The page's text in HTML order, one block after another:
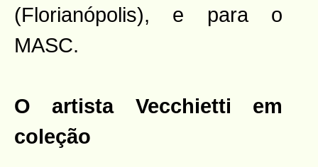
(Florianópolis), e para o
MASC.
O artista Vecchietti em
coleção